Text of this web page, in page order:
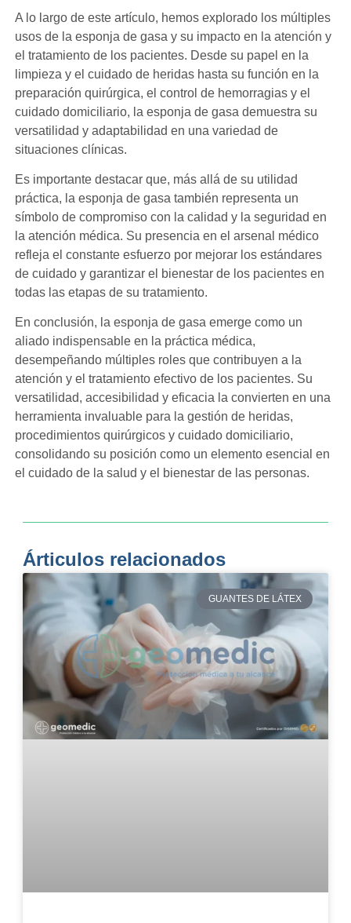
A lo largo de este artículo, hemos explorado los múltiples
usos de la esponja de gasa y su impacto en la atención y
el tratamiento de los pacientes. Desde su papel en la
limpieza y el cuidado de heridas hasta su función en la
preparación quirúrgica, el control de hemorragias y el
cuidado domiciliario, la esponja de gasa demuestra su
versatilidad y adaptabilidad en una variedad de
situaciones clínicas.
Es importante destacar que, más allá de su utilidad
práctica, la esponja de gasa también representa un
símbolo de compromiso con la calidad y la seguridad en
la atención médica. Su presencia en el arsenal médico
refleja el constante esfuerzo por mejorar los estándares
de cuidado y garantizar el bienestar de los pacientes en
todas las etapas de su tratamiento.
En conclusión, la esponja de gasa emerge como un
aliado indispensable en la práctica médica,
desempeñando múltiples roles que contribuyen a la
atención y el tratamiento efectivo de los pacientes. Su
versatilidad, accesibilidad y eficacia la convierten en una
herramienta invaluable para la gestión de heridas,
procedimientos quirúrgicos y cuidado domiciliario,
consolidando su posición como un elemento esencial en
el cuidado de la salud y el bienestar de las personas.
Árticulos relacionados
GUANTES DE LÁTEX